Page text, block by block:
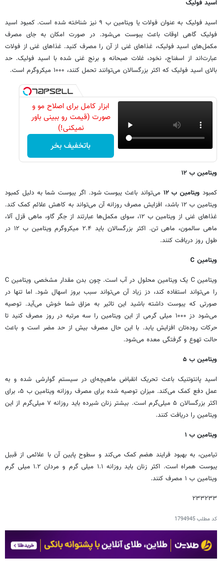
اسید فولیک
اسید فولیک به عنوان فولات یا ویتامین ب ۹ نیز شناخته شده است. کمبود اسید
فولیک گاهی اوقات باعث یبوست می‌شود. در صورت امکان به جای مصرف
مکمل‌های اسید فولیک، غذاهای غنی از آن را مصرف کنید. غذاهای غنی از فولات
عبارت‌اند از اسفناج، نخود، غلات صبحانه و برنج غنی شده با اسید فولیک. حد
بالای اسید فولیک که اکثر بزرگسالان می‌توانند تحمل کنند، ۱۰۰۰ میکروگرم است.
ابزار کامل برای اصلاح مو و
صورت (قیمت رو ببینی باور
نمیکنی!)
باتخفیف بخر
ویتامین ب ۱۲
کمبود ویتامین ب ۱۲
می‌تواند باعث یبوست شود. اگر یبوست شما به دلیل کمبود
ویتامین ب ۱۲ باشد، افزایش مصرف روزانه آن می‌تواند به کاهش علائم کمک کند.
غذاهای غنی از ویتامین ب ۱۲، سوای مکمل‌ها عبارتند از جگر گاو، ماهی قزل آلا،
ماهی سالمون، ماهی تن. اکثر بزرگسالان باید ۲.۴ میکروگرم ویتامین ب ۱۲ در
طول روز دریافت کنند.
ویتامین C
ویتامین C یک ویتامین محلول در آب است. چون بدن مقدار مشخصی ویتامین C
را می‌تواند استفاده کند، دز زیاد آن می‌تواند سبب بروز اسهال شود. اما تنها در
صورتی که یبوست داشته باشید این تاثیر به مزاق شما خوش می‌آید. توصیه
می‌شود دز ۱۰۰۰ میلی گرمی از این ویتامین را سه مرتبه در روز مصرف کنید تا
حرکات روده‌تان افزایش یابد. با این حال مصرف بیش از حد مضر است و باعث
حالت تهوع و گرفتگی معده می‌شود.
ویتامین ب ۵
اسید پانتوتنیک باعث تحریک انقباض ماهیچه‌ای در سیستم گوارشی شده و به
عمل دفع کمک می‌کند. میزان توصیه شده برای مصرف روزانه ویتامین ب ۵، برای
اکثر بزرگسالان ۵ میلی‌گرم است. بیشتر زنان شیرده باید روزانه ۷ میلی‌گرم از این
ویتامین را دریافت کنند.
ویتامین ب ۱
تیامین، به بهبود فرایند هضم کمک می‌کند و سطوح پایین آن با علائمی از قبیل
یبوست همراه است. اکثر زنان باید روزانه ۱.۱ میلی گرم و مردان ۱.۲ میلی گرم
ویتامین ب ۱ مصرف کنند.
۲۳۳۲۳۳
کد مطلب1794945